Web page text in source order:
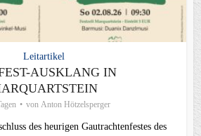
Leitartikel
AUSKLANG IN
von Anton Hötzelsperger
des heurigen Gautrachtenfestes des